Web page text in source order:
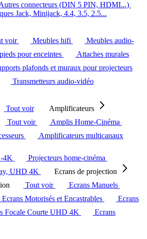
connecteurs (DIN 5 PIN, HDMI...)
Jack, Minijack, 4.4, 3.5, 2.5...
voir Meubles hifi
Meubles audio-
pour enceintes
Attaches murales
plafonds et muraux pour projecteurs
Transmetteurs audio-vidéo
Tout voir
Amplificateurs
Tout voir
Amplis Home-Cinéma
Amplificateurs multicanaux
4K
Projecteurs home-cinéma
UHD 4K
Ecrans de projection
Tout voir
Ecrans Manuels
Ecrans Motorisés et Encastrables
Ecrans
Focale Courte UHD 4K
Ecrans